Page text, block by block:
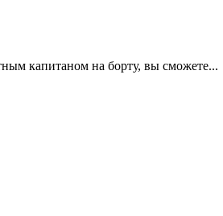
капитаном на борту, вы сможете...